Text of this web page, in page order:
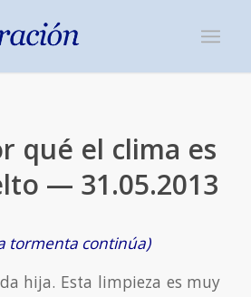
qué el clima es
— 31.05.2013
tormenta continúa)
hija. Esta limpieza es muy